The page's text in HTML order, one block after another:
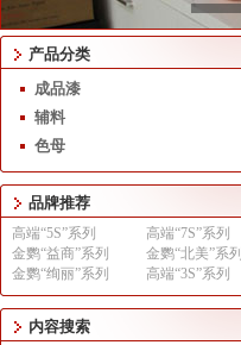
产品分类
成品漆
辅料
色母
品牌推荐
高端“5S”系列
高端“7S”系列
金鹦“益商”系列
金鹦“北美”系列
金鹦“绚丽”系列
高端“3S”系列
内容搜索